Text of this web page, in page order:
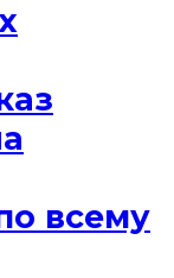
всему